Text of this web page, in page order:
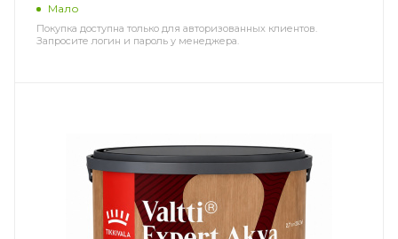
Мало
Покупка доступна только для авторизованных клиентов.
Запросите логин и пароль у менеджера.